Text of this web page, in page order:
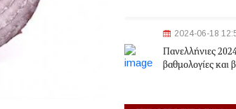
2024-06-18
Πανελλήνιες
βαθμολογίες και